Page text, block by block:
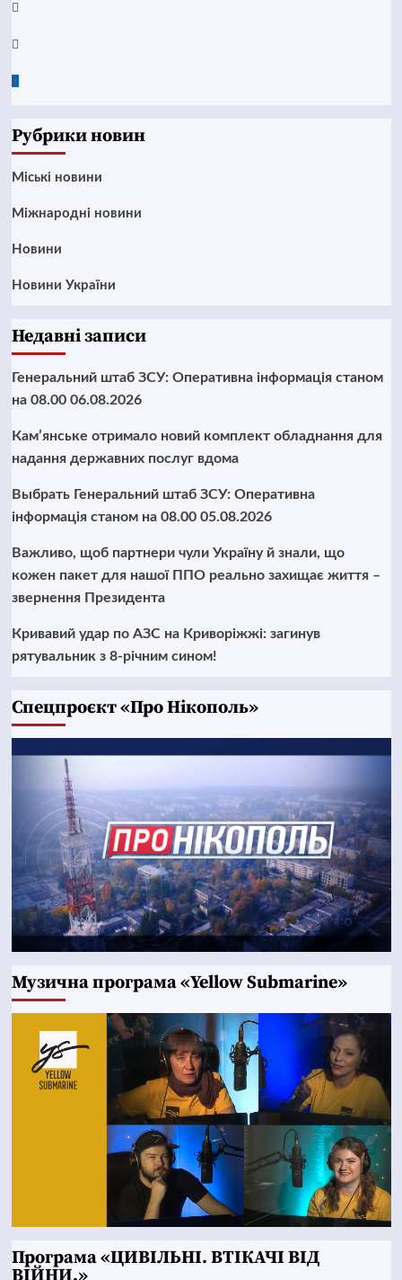
Instagram
Twitter
Google
Рубрики новин
Mіські новини
Міжнародні новини
Новини
Новини України
Недавні записи
Генеральний штаб ЗСУ: Оперативна інформація станом
на 08.00 06.08.2026
Кам’янське отримало новий комплект обладнання для
надання державних послуг вдома
Выбрать Генеральний штаб ЗСУ: Оперативна
інформація станом на 08.00 05.08.2026
Важливо, щоб партнери чули Україну й знали, що
кожен пакет для нашої ППО реально захищає життя –
звернення Президента
Кривавий удар по АЗС на Криворіжжі: загинув
рятувальник з 8-річним сином!
Cпецпроєкт «Про Нікополь»
Музична програма «Yellow Submarine»
Програма «ЦИВІЛЬНІ. ВТІКАЧІ ВІД